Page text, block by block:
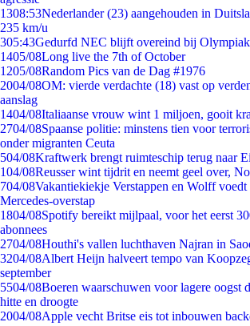
1308:53Nederlander (23) aangehouden in
235 km/u
305:43Gedurfd NEC blijft overeind bij
1405/08Long live the 7th of October
1205/08Random Pics van de Dag #1976
2004/08OM: vierde verdachte (18) vast op
aanslag
1404/08Italiaanse vrouw wint 1 miljoen, gooit
2704/08Spaanse politie: minstens tien voor
onder migranten Ceuta
504/08Kraftwerk brengt ruimteschip terug naar
104/08Reusser wint tijdrit en neemt geel over,
704/08Vakantiekiekje Verstappen en Wolff voedt
Mercedes-overstap
1804/08Spotify bereikt mijlpaal, voor het eerst
abonnees
2704/08Houthi's vallen luchthaven Najran in
3204/08Albert Heijn halveert tempo van
september
5504/08Boeren waarschuwen voor lagere oogst
hitte en droogte
2004/08Apple vecht Britse eis tot inbouwen